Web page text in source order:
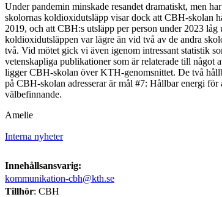
Under pandemin minskade resandet dramatiskt, men
skolornas koldioxidutsläpp visar dock att CBH-skolan
2019, och att CBH:s utsläpp per person under 2023
koldioxidutsläppen var lägre än vid två av de andra
två. Vid mötet gick vi även igenom intressant statistik
vetenskapliga publikationer som är relaterade till något
ligger CBH-skolan över KTH-genomsnittet. De två
på CBH-skolan adresserar är mål #7: Hållbar energi
välbefinnande.
Amelie
Interna nyheter
Innehållsansvarig:
kommunikation-cbh@kth.se
Tillhör: CBH